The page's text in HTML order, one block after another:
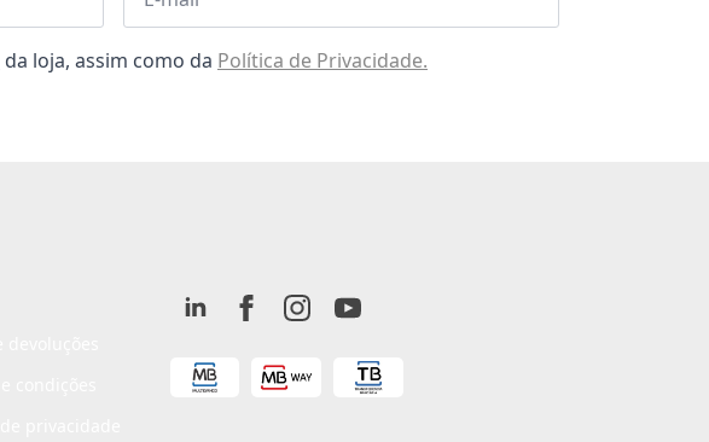
da loja, assim como da Política de Privacidade.